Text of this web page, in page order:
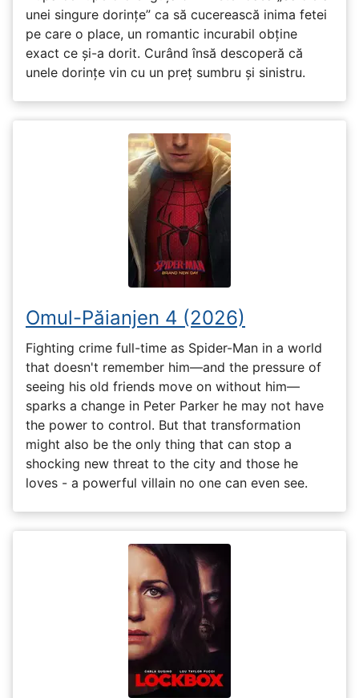
unei singure dorințe” ca să cucerească inima fetei
pe care o place, un romantic incurabil obține
exact ce și-a dorit. Curând însă descoperă că
unele dorințe vin cu un preț sumbru și sinistru.
Omul-Păianjen 4 (2026)
Fighting crime full-time as Spider-Man in a world
that doesn't remember him—and the pressure of
seeing his old friends move on without him—
sparks a change in Peter Parker he may not have
the power to control. But that transformation
might also be the only thing that can stop a
shocking new threat to the city and those he
loves - a powerful villain no one can even see.